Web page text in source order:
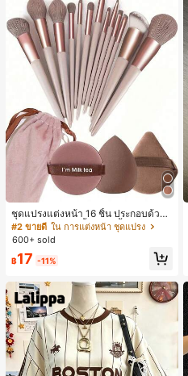
ชุดแปรงแต่งหน้า 16 ชิ้น ประกอบด้วยแ
ปรงแต่งหน้า 13 ชิ้น, ฟองน้ำแต่งหน้ารู
ปหยดน้ำ 1 ชิ้น, แปรงแป้งรองพื้นกลม 1
1 ชิ้น - ชุดคลาสสิก ทำจากขนสังเคราะ
หญิงและเด็กผู้หญิง เหมาะสำหรับฤดูใบ
ไม้ร่วงและฤดูหนาว
#2 ขายดี ใน การแต่งหน้า ชุดแปรง
600+ sold
฿17 -11%